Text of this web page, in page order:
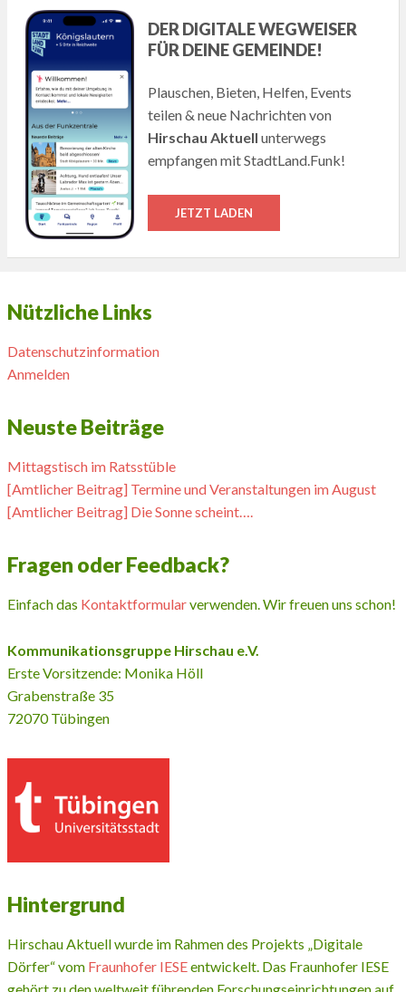
DER DIGITALE WEGWEISER
FÜR DEINE GEMEINDE!
Plauschen, Bieten, Helfen, Events
teilen & neue Nachrichten von
Hirschau Aktuell unterwegs
empfangen mit StadtLand.Funk!
JETZT LADEN
Nützliche Links
Datenschutzinformation
Anmelden
Neuste Beiträge
Mittagstisch im Ratsstüble
[Amtlicher Beitrag] Termine und Veranstaltungen im August
[Amtlicher Beitrag] Die Sonne scheint….
Fragen oder Feedback?
Einfach das Kontaktformularverwenden. Wir freuen uns schon!
Kommunikationsgruppe Hirschau e.V.
Erste Vorsitzende: Monika Höll
Grabenstraße 35
72070 Tübingen
Hintergrund
Hirschau Aktuell wurde im Rahmen des Projekts „Digitale
Dörfer“ vom Fraunhofer IESEentwickelt. Das Fraunhofer IESE